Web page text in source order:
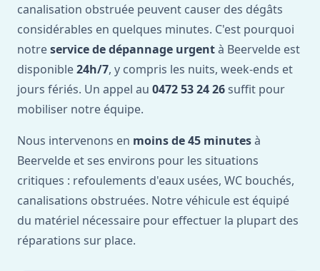
canalisation obstruée peuvent causer des dégâts
considérables en quelques minutes. C'est pourquoi
notreservice de dépannage urgentà Beervelde est
disponible24h/7, y compris les nuits, week-ends et
jours fériés. Un appel au 0472 53 24 26 suffit pour
mobiliser notre équipe.
Nous intervenons en moins de 45 minutesà
Beervelde et ses environs pour les situations
critiques : refoulements d'eaux usées, WC bouchés,
canalisations obstruées. Notre véhicule est équipé
du matériel nécessaire pour effectuer la plupart des
réparations sur place.